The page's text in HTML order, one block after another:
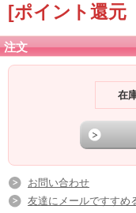
[ポイント還
注文
在
お問い合わせ
友達にメールですすめ